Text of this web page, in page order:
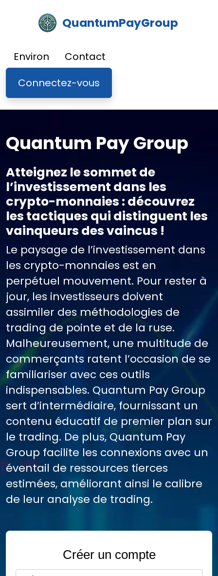
QuantumPayGroup
Environ
Contact
Connectez-vous
Quantum Pay Group
Atteignez le sommet de
l’investissement dans les
crypto-monnaies : découvrez
les tactiques qui distinguent les
vainqueurs des vaincus !
Le paysage de l’investissement dans
les crypto-monnaies est en
perpétuel mouvement. Pour rester à
jour, les investisseurs doivent
assimiler des méthodologies de
trading de pointe et de la ruse.
Malheureusement, une multitude de
commerçants ratent l’occasion de se
familiariser avec ces outils
indispensables. Quantum Pay Group
sert d’intermédiaire, fournissant un
contenu éducatif de premier plan sur
le trading. De plus, Quantum Pay
Group facilite les connexions avec un
éventail de ressources tierces
estimées, améliorant ainsi le calibre
de leur analyse de trading.